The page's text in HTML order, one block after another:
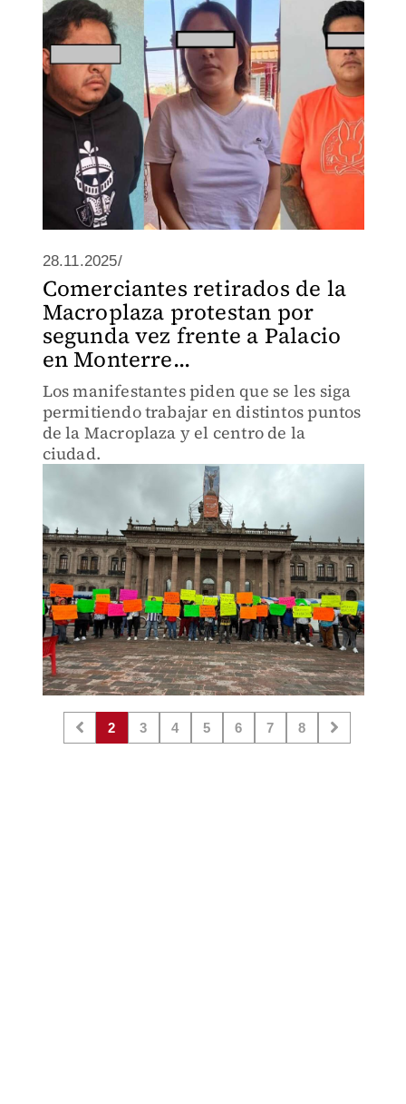
28.11.2025/
Comerciantes retirados de la
Macroplaza protestan por
segunda vez frente a Palacio
en Monterre...
Los manifestantes piden que se les siga
permitiendo trabajar en distintos puntos
de la Macroplaza y el centro de la
ciudad.
2 3 4 5 6 7 8